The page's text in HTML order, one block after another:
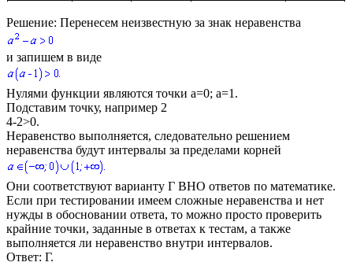
Решение: Перенесем неизвестную за знак неравенства
и запишем в виде
Нулями функции являются точки a=0; a=1 .
Подставим точку, например 2
4-2>0.
Неравенство выполняется, следовательно решением
неравенства будут интервалы за пределами корней
Они соответствуют варианту Г ВНО ответов по математике.
Если при тестировании имеем сложные неравенства и нет
нужды в обосновании ответа, то можно просто проверить
крайние точки, заданные в ответах к тестам, а также
выполняется ли неравенство внутри интервалов.
Ответ: Г.